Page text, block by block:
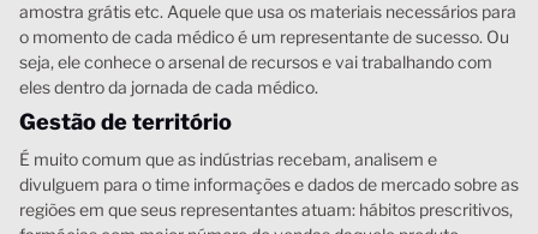
amostra grátis etc. Aquele que usa os materiais necessários para
o momento de cada médico é um representante de sucesso. Ou
seja, ele conhece o arsenal de recursos e vai trabalhando com
eles dentro da jornada de cada médico.
Gestão de território
É muito comum que as indústrias recebam, analisem e
divulguem para o time informações e dados de mercado sobre as
regiões em que seus representantes atuam: hábitos prescritivos,